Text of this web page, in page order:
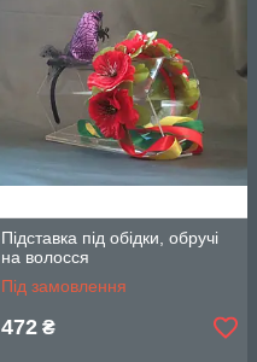
Підставка під обідки, обручі
на волосся
Під замовлення
472 ₴